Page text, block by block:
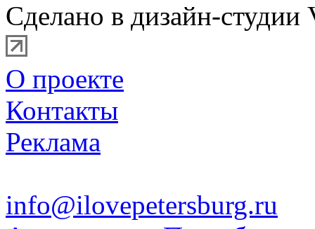
Сделано в дизайн-студии
О проекте
Контакты
Реклама
info@ilovepetersburg.ru